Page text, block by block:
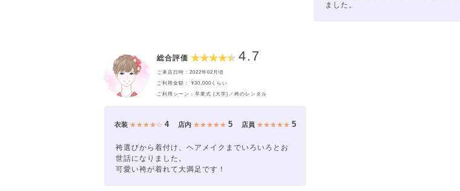
ました。
総合評価 4.7
ご来店日時：2022年02月頃
ご利用金額： ¥30,000くらい
ご利用シーン：卒業式 (大学)／袴のレンタル
衣装 ★★★★☆4 店内 ★★★★★ 5 店員 ★★★★★ 5
袴選びから着付け、ヘアメイクまでいろいろとお
世話になりました。
可愛い袴が着れて大満足です！